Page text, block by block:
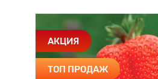
АКЦИЯ
ТОП ПРОДАЖ